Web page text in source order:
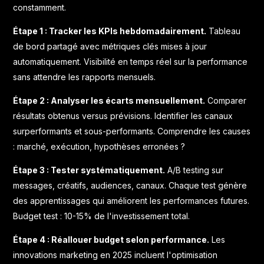
constamment.
Étape 1 : Tracker les KPIs hebdomadairement. Tableau
de bord partagé avec métriques clés mises à jour
automatiquement. Visibilité en temps réel sur la performance
sans attendre les rapports mensuels.
Étape 2 : Analyser les écarts mensuellement. Comparer
résultats obtenus versus prévisions. Identifier les canaux
surperformants et sous-performants. Comprendre les causes
: marché, exécution, hypothèses erronées ?
Étape 3 : Tester systématiquement. A/B testing sur
messages, créatifs, audiences, canaux. Chaque test génère
des apprentissages qui améliorent les performances futures.
Budget test : 10-15% de l'investissement total.
Étape 4 : Réallouer budget selon performance. Les
innovations marketing en 2025 incluent l'optimisation